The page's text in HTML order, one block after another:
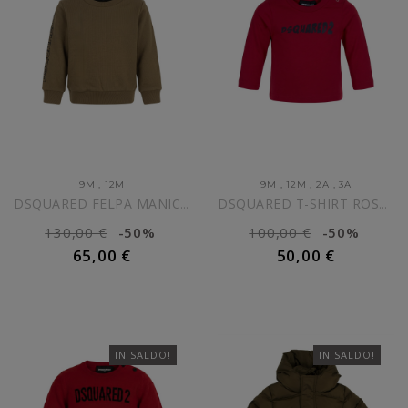
9M , 12M
DSQUARED FELPA MANICA LUNGA...
130,00 € -50%
65,00 €
AGGIUNGI AL CARRELLO
9M , 12M ,2A ,3A
DSQUARED T-SHIRT ROSSA NEONATO
100,00 € -50%
50,00 €
AGGIUNGI AL CARRELLO
IN SALDO! IN SALDO!